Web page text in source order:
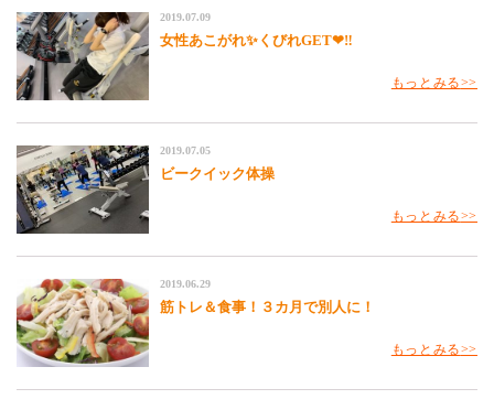
2019.07.09
女性あこがれ✨くびれGET❤‼
もっとみる
2019.07.05
ビークイック体操
もっとみる
2019.06.29
筋トレ＆食事！３カ月で別人に！
もっとみる